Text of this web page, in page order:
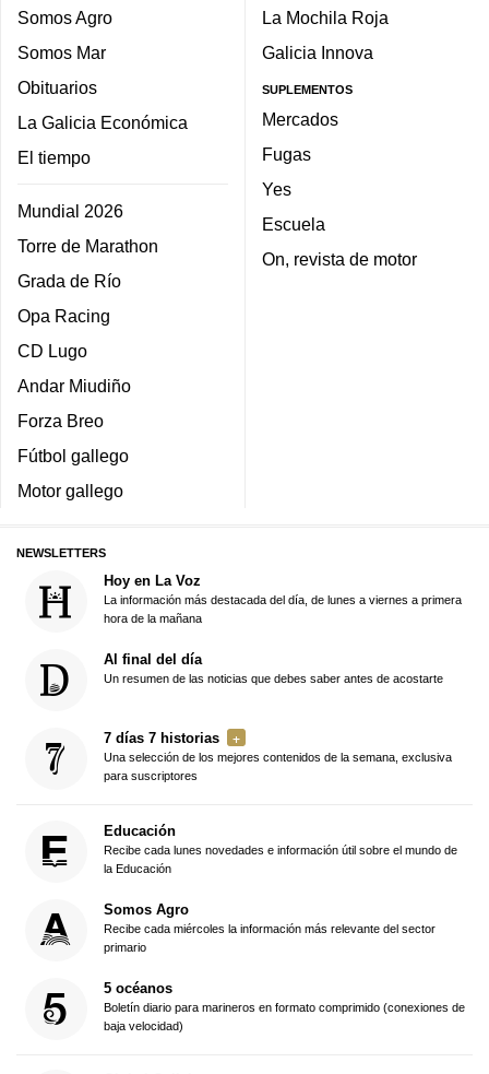
Somos Agro
Somos Mar
Obituarios
La Galicia Económica
El tiempo
Mundial 2026
Torre de Marathon
Grada de Río
Opa Racing
CD Lugo
Andar Miudiño
Forza Breo
Fútbol gallego
Motor gallego
La Mochila Roja
Galicia Innova
SUPLEMENTOS
Mercados
Fugas
Yes
Escuela
On, revista de motor
NEWSLETTERS
Hoy en La Voz
La información más destacada del día, de lunes a viernes a primera
hora de la mañana
Al final del día
Un resumen de las noticias que debes saber antes de acostarte
7 días 7 historias
Una selección de los mejores contenidos de la semana, exclusiva
para suscriptores
Educación
Recibe cada lunes novedades e información útil sobre el mundo de
la Educación
Somos Agro
Recibe cada miércoles la información más relevante del sector
primario
5 océanos
Boletín diario para marineros en formato comprimido (conexiones de
baja velocidad)